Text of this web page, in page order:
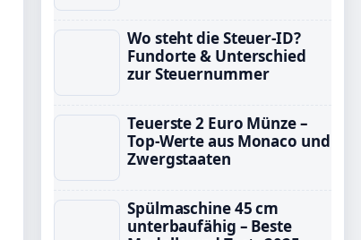
Wo steht die Steuer-ID?
Fundorte & Unterschied
zur Steuernummer
Teuerste 2 Euro Münze –
Top-Werte aus Monaco und
Zwergstaaten
Spülmaschine 45 cm
unterbaufähig – Beste